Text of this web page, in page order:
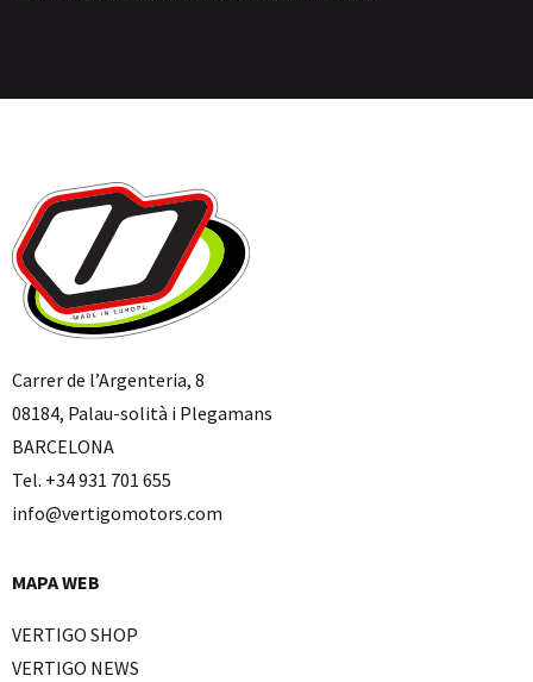
Carrer de l’Argenteria, 8
08184, Palau-solità i Plegamans
BARCELONA
Tel. +34 931 701 655
info@vertigomotors.com
MAPA WEB
VERTIGO SHOP
VERTIGO NEWS